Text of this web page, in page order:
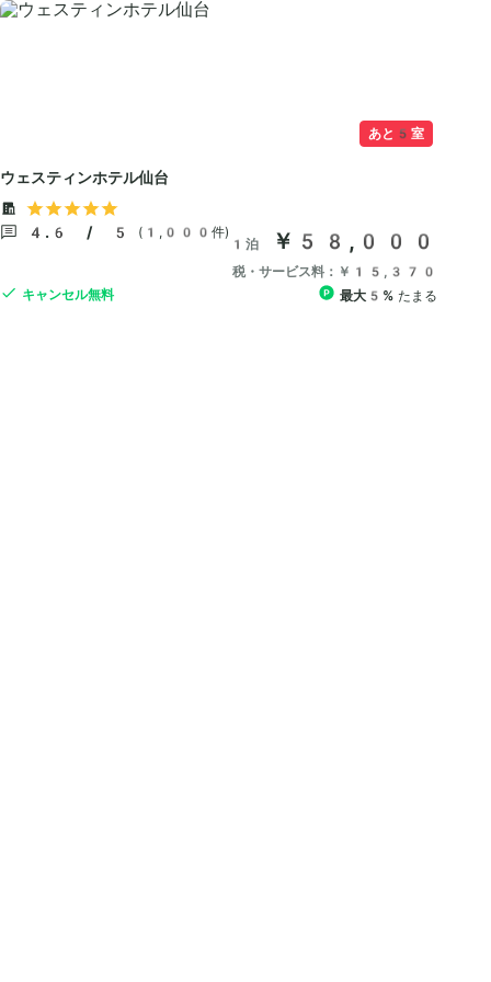
あと5室
ウェスティンホテル仙台
4.6 / 5 (1,000件)
キャンセル無料
1泊 ￥58,000
税・サービス料：￥15,370
最大5% たまる